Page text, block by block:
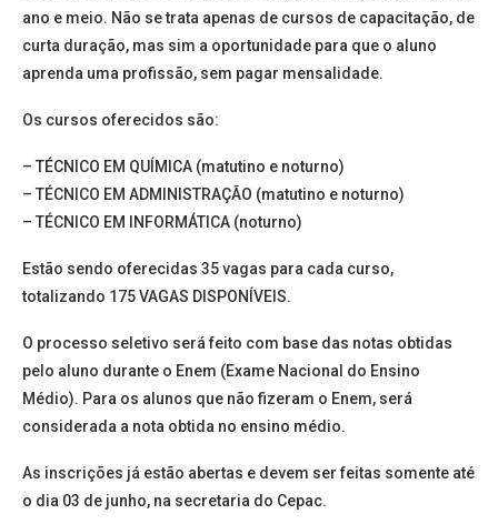
ano e meio. Não se trata apenas de cursos de capacitação, de
curta duração, mas sim a oportunidade para que o aluno
aprenda uma profissão, sem pagar mensalidade.
Os cursos oferecidos são:
– TÉCNICO EM QUÍMICA (matutino e noturno)
– TÉCNICO EM ADMINISTRAÇÃO (matutino e noturno)
– TÉCNICO EM INFORMÁTICA (noturno)
Estão sendo oferecidas 35 vagas para cada curso,
totalizando 175 VAGAS DISPONÍVEIS.
O processo seletivo será feito com base das notas obtidas
pelo aluno durante o Enem (Exame Nacional do Ensino
Médio). Para os alunos que não fizeram o Enem, será
considerada a nota obtida no ensino médio.
As inscrições já estão abertas e devem ser feitas somente até
o dia 03 de junho, na secretaria do Cepac.